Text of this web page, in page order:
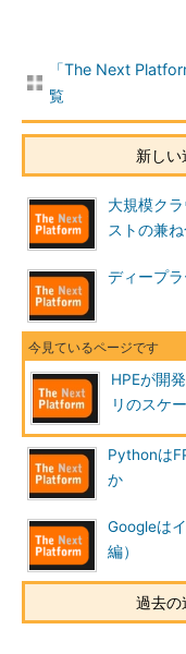
「The Next
覧
新し
大規模ク
ストの兼
ディープ
HPEが開
リのスケ
Pythonは
か
Googleは
編）
過去の